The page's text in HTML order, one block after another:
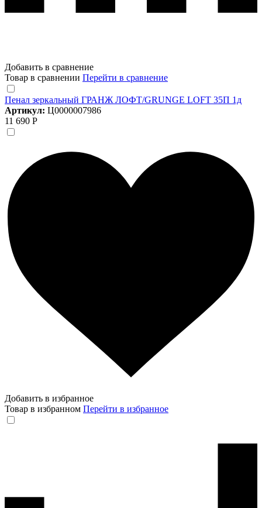
Добавить в сравнение
Товар в сравнении Перейти в сравнение
Пенал зеркальный ГРАНЖ ЛОФТ/GRUNGE LOFT 35П 1д
Артикул: Ц0000007986
11 690 Р
Добавить в избранное
Товар в избранном Перейти в избранное